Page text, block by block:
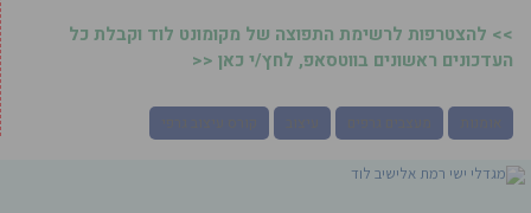
>> להצטרפות לרשימת התפוצה של מקומונט לוד וקבלת כל
העדכונים ראשונים בווטסאפ, לחץ/י כאן <<